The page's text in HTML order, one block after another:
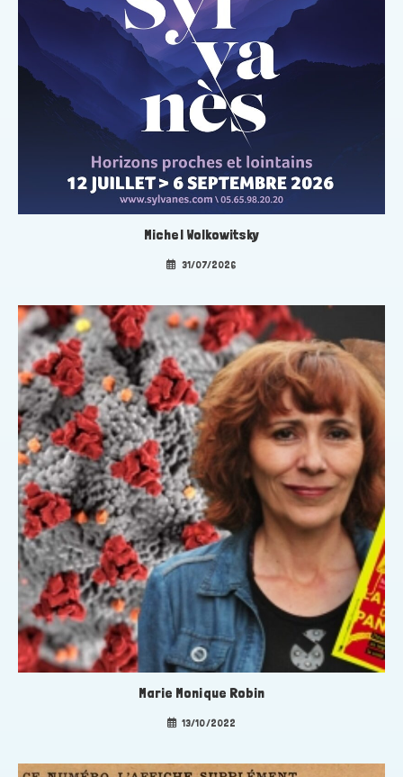
Michel Wolkowitsky
31/07/2026
Marie Monique Robin
13/10/2022